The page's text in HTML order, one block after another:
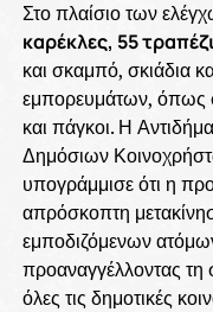
Στο πλαίσιο των
καρέκλες, 55
και σκαμπό, σκιάδια
εμπορευμάτων, όπως
και πάγκοι. Η
Δημόσιων
υπογράμμισε ότι η
απρόσκοπτη
εμποδιζόμενων
προαναγγέλλοντας τη
όλες τις δημοτικές